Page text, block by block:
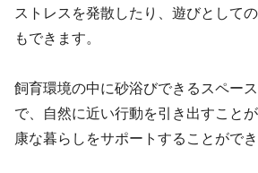
ストレスを発散したり、遊びとして
もできます。
飼育環境の中に砂浴びできるスペー
で、自然に近い行動を引き出すこと
康な暮らしをサポートすることができ